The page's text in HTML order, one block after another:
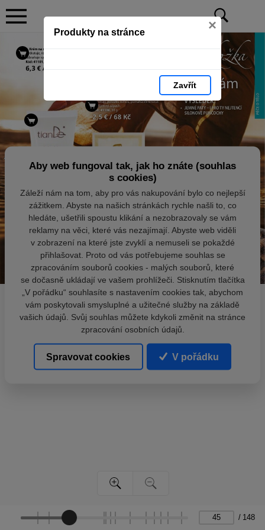
Produkty na stránce ×
Zavřít
/ 148
Aby web fungoval tak, jak ho znáte (souhlas
s cookies)
Záleží nám na tom, aby pro vás nakupování bylo co nejlepší
zážitkem. Abyste na našich stránkách rychle našli to, co
hledáte, ušetřili spoustu klikání a nezobrazovaly se vám
reklamy na věci, které vás nezajímají. Abyste web viděli
v zobrazení na které jste zvyklí a nemuseli se pokaždé
přihlašovat. Proto od vás potřebujeme souhlas se
zpracováním souborů cookies - malých souborů, které
se dočasně ukládají ve vašem prohlížeči. Stisknutím tlačítka
„V pořádku“ souhlasíte s nastavením cookies tak, abychom
vám poskytovali smysluplné a užitečné služby na základě
vašich údajů. Svůj souhlas můžete kdykoli změnit na stránce
zpracování osobních údajů.
Spravovat cookies V pořádku